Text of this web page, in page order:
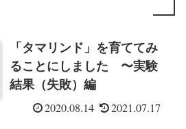
「タマリンド」を育ててみ
ることにしました 〜実験
結果（失敗）編
2020.08.14 2021.07.17